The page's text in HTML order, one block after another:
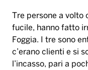
Tre persone a
fucile, hanno fatto
Foggia. I tre sono
c’erano clienti e si
l’incasso, pari a